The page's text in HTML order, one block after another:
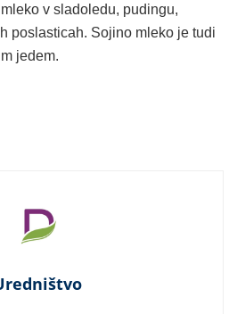
v sladoledu, pudingu,
poslasticah. Sojino mleko je tudi
jedem.